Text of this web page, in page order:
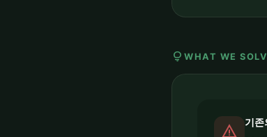
lightbulb WHAT WE
report_problem 기존